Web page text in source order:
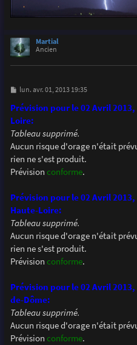
Martial
Ancien
M
s
s
a
g
e
lun. avr. 01, 2013 19:35
Prévision pour le 02 Avril
Loire:
Tableau supprimé.
Aucun risque d'orage n'était
rien ne s'est produit.
Prévision conforme.
Prévision pour le 02 Avril
Haute-Loire:
Tableau supprimé.
Aucun risque d'orage n'était
rien ne s'est produit.
Prévision conforme.
Prévision pour le 02 Avril
de-Dôme:
Tableau supprimé.
Aucun risque d'orage n'était
Prévision conforme.